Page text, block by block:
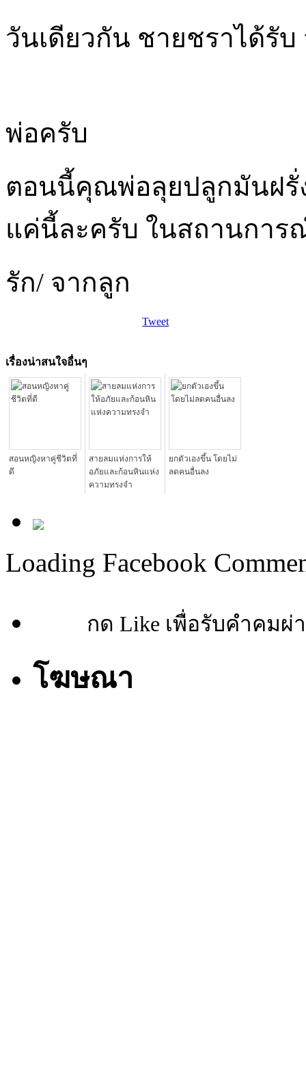
วันเดียวกัน ชายชราได้รั
พ่อครับ
ตอนนี้คุณพ่อลุยปลูกมันฝรั่
แค่นี้ละครับ ในสถานการ
รัก/ จากลูก
Tweet
เรื่องน่าสนใจอื่นๆ
สอนหญิงหาคู่ชีวิตที่
ดี
สายลมแห่งการให้
อภัยและก้อนหินแห่ง
ความทรงจำ
ยกตัวเองขึ้น โดยไม่
ลดคนอื่นลง
Loading Facebook
กด Like เพื่อรับคำคมผ่า
โฆษณา